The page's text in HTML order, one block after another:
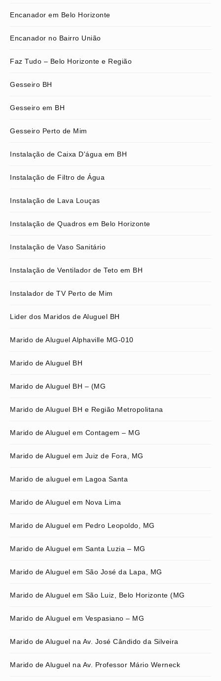
Encanador em Belo Horizonte
Encanador no Bairro União
Faz Tudo – Belo Horizonte e Região
Gesseiro BH
Gesseiro em BH
Gesseiro Perto de Mim
Instalação de Caixa D'água em BH
Instalação de Filtro de Água
Instalação de Lava Louças
Instalação de Quadros em Belo Horizonte
Instalação de Vaso Sanitário
Instalação de Ventilador de Teto em BH
Instalador de TV Perto de Mim
Lider dos Maridos de Aluguel BH
Marido de Aluguel Alphaville MG-010
Marido de Aluguel BH
Marido de Aluguel BH – (MG
Marido de Aluguel BH e Região Metropolitana
Marido de Aluguel em Contagem – MG
Marido de Aluguel em Juiz de Fora, MG
Marido de aluguel em Lagoa Santa
Marido de Aluguel em Nova Lima
Marido de Aluguel em Pedro Leopoldo, MG
Marido de Aluguel em Santa Luzia – MG
Marido de Aluguel em São José da Lapa, MG
Marido de Aluguel em São Luiz, Belo Horizonte (MG
Marido de Aluguel em Vespasiano – MG
Marido de Aluguel na Av. José Cândido da Silveira
Marido de Aluguel na Av. Professor Mário Werneck